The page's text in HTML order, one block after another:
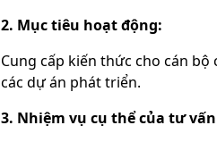
2. Mục tiêu hoạt động:
Cung cấp kiến thức cho cán
các dự án phát triển.
3. Nhiệm vụ cụ thể của tư vấn